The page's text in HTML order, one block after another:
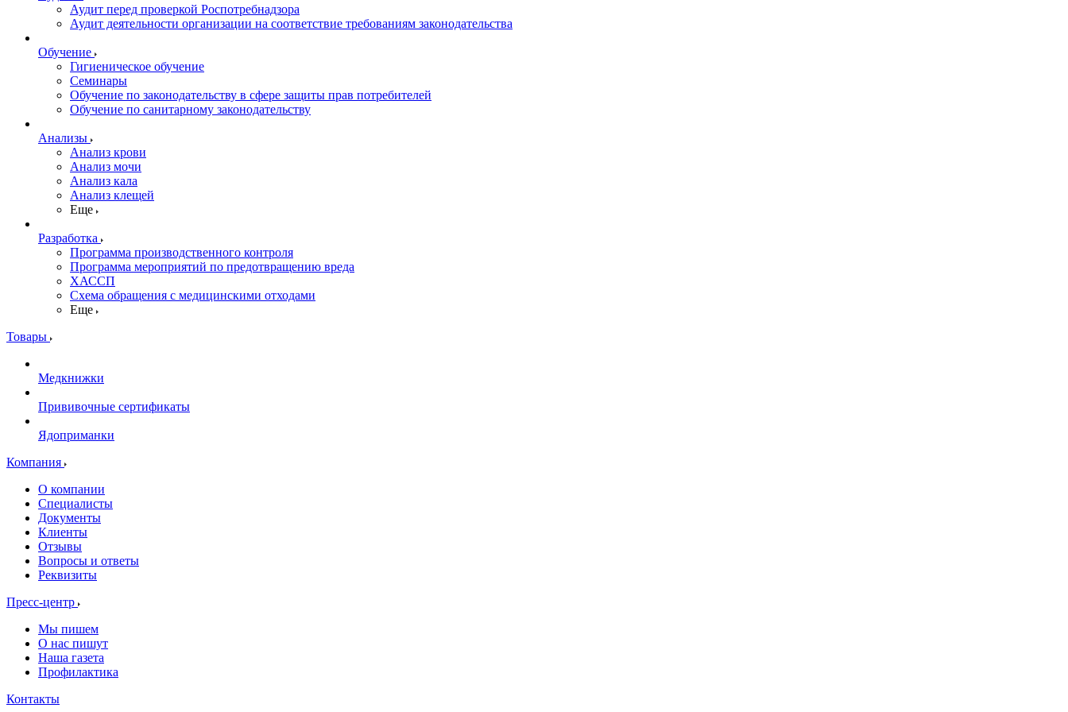
Аудит перед проверкой Роспотребнадзора
Аудит деятельности организации на соответствие требованиям законодательства
Обучение
Гигиеническое обучение
Семинары
Обучение по законодательству в сфере защиты прав потребителей
Обучение по санитарному законодательству
Анализы
Анализ крови
Анализ мочи
Анализ кала
Анализ клещей
Еще
Разработка
Программа производственного контроля
Программа мероприятий по предотвращению вреда
ХАССП
Схема обращения с медицинскими отходами
Еще
Товары
Медкнижки
Прививочные сертификаты
Ядоприманки
Компания
О компании
Специалисты
Документы
Клиенты
Отзывы
Вопросы и ответы
Реквизиты
Пресс-центр
Мы пишем
О нас пишут
Наша газета
Профилактика
Контакты